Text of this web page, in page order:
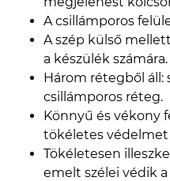
A csillámporos
A szép külső
a készülék számára.
Három rétegből áll:
csillámporos réteg.
Könnyű és vékony
tökéletes védelmet
Tökéletesen
emelt szélei védik